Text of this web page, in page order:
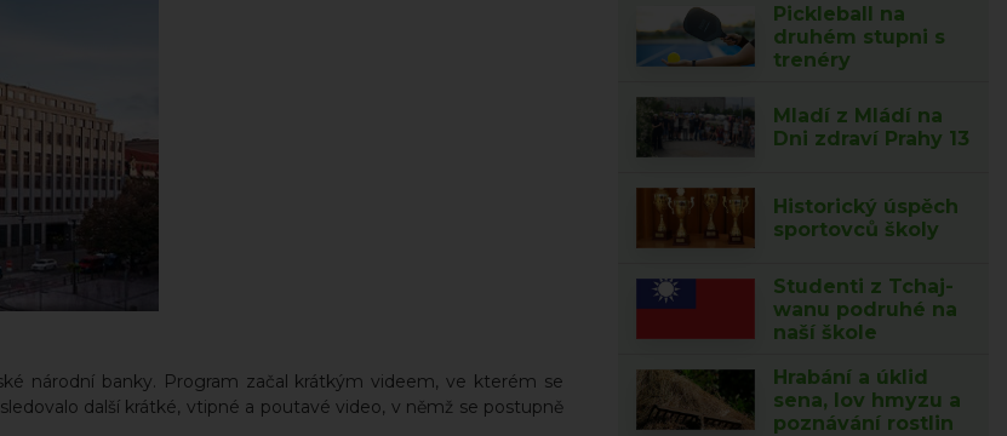
národní banky. Program začal krátkým videem, ve kterém se
další krátké, vtipné a poutavé video, v němž se postupně
Pickleball na
druhém stupni s
trenéry
Mladí z Mládí na
Dni zdraví Prahy 13
Historický úspěch
sportovců školy
Studenti z Tchaj-
wanu podruhé na
naší škole
Hrabání a úklid
sena, lov hmyzu a
poznávání rostlin